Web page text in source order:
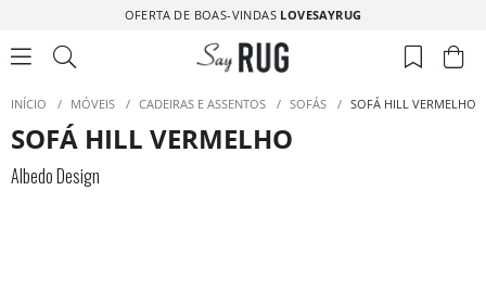
OFERTA DE BOAS-VINDAS LOVESAYRUG
INÍCIO / MÓVEIS / CADEIRAS E ASSENTOS / SOFÁS / SOFÁ HILL VERMELHO
SOFÁ HILL VERMELHO
Albedo Design